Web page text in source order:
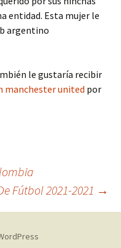
entidad. Esta mujer le
argentino
le gustaría recibir
manchester united por
Fútbol 2021-2021 →